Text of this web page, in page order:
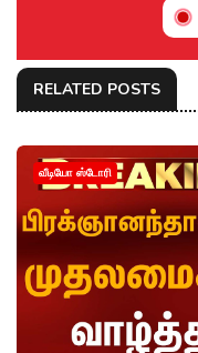
RELATED POSTS
வீடியோ ஸ்டோரி